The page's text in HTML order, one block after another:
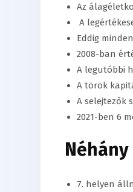
Az
A
Eddig
2008-ban
A legutóbbi
A török
A selejtezők
2021-ben 6
7. helyen